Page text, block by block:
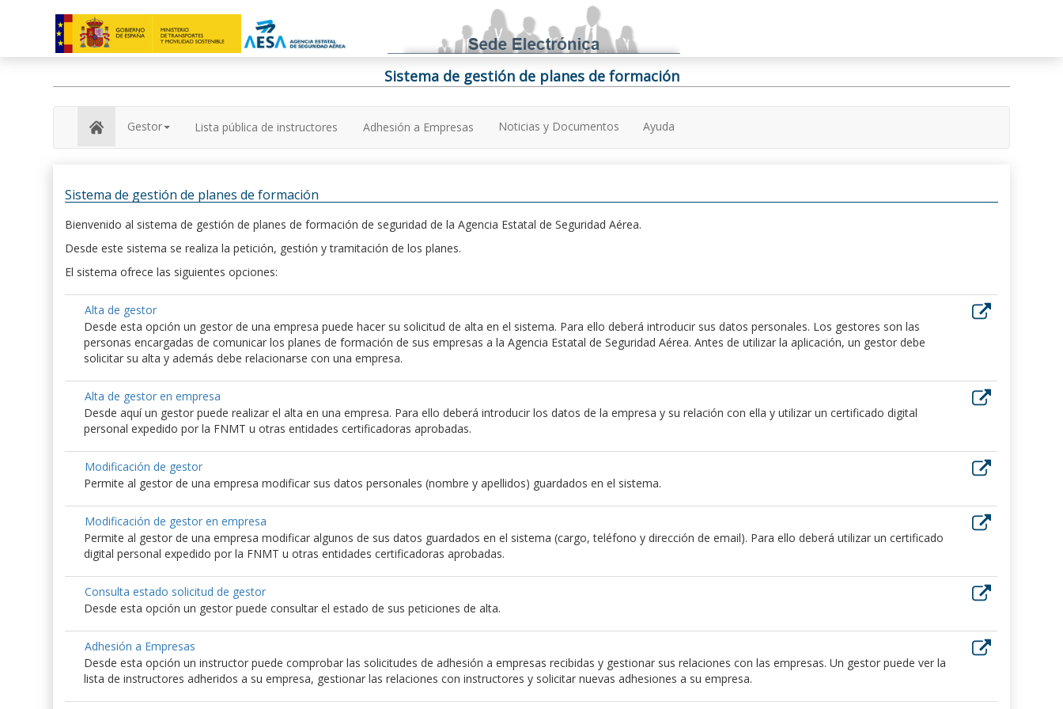
Sistema de gestión de planes de formación
Gestor Lista pública de instructores Adhesión a Empresas Noticias y Documentos Ayuda
Sistema de gestión de planes de formación
Bienvenido al sistema de gestión de planes de formación de seguridad de la Agencia Estatal de Seguridad Aérea.
Desde este sistema se realiza la petición, gestión y tramitación de los planes.
El sistema ofrece las siguientes opciones:
Alta de gestor
Desde esta opción un gestor de una empresa puede hacer su solicitud de alta en el sistema. Para ello deberá introducir sus datos personales. Los gestores son las
personas encargadas de comunicar los planes de formación de sus empresas a la Agencia Estatal de Seguridad Aérea. Antes de utilizar la aplicación, un gestor debe
solicitar su alta y además debe relacionarse con una empresa.
Alta de gestor en empresa
Desde aquí un gestor puede realizar el alta en una empresa. Para ello deberá introducir los datos de la empresa y su relación con ella y utilizar un certificado digital
personal expedido por la FNMT u otras entidades certificadoras aprobadas.
Modificación de gestor
Permite al gestor de una empresa modificar sus datos personales (nombre y apellidos) guardados en el sistema.
Modificación de gestor en empresa
Permite al gestor de una empresa modificar algunos de sus datos guardados en el sistema (cargo, teléfono y dirección de email). Para ello deberá utilizar un certificado
digital personal expedido por la FNMT u otras entidades certificadoras aprobadas.
Consulta estado solicitud de gestor
Desde esta opción un gestor puede consultar el estado de sus peticiones de alta.
Adhesión a Empresas
Desde esta opción un instructor puede comprobar las solicitudes de adhesión a empresas recibidas y gestionar sus relaciones con las empresas. Un gestor puede ver la
lista de instructores adheridos a su empresa, gestionar las relaciones con instructores y solicitar nuevas adhesiones a su empresa.